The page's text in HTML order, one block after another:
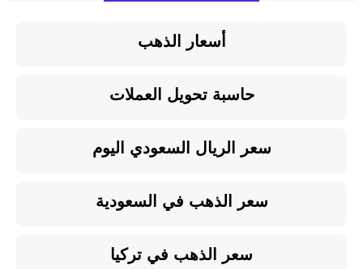
أسعار الذهب
حاسبة تحويل العملات
سعر الريال السعودي اليوم
سعر الذهب في السعودية
سعر الذهب في تركيا